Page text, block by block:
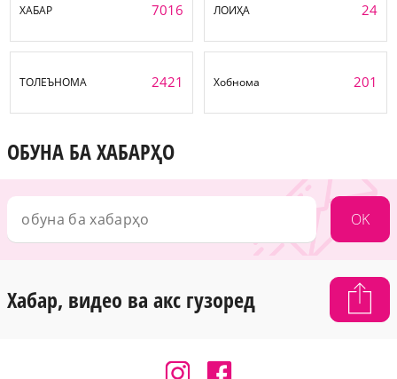
ХАБАР 7016 ЛОИҲА 24
ТОЛЕЪНОМА 2421 Хобнома 201
ОБУНА БА ХАБАРҲО
OK
Хабар, видео ва акс гузоред